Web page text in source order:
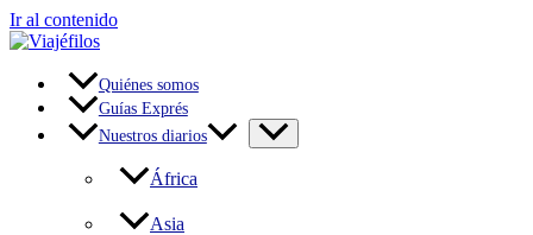
Ir al contenido
Quiénes somos
Guías Exprés
Nuestros diarios
África
Asia